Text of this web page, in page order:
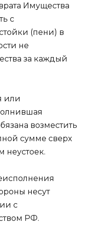
Имущества
с
(пени) в
не
за каждый
или
возместить
сумме сверх
неустоек.
несут
с
РФ.